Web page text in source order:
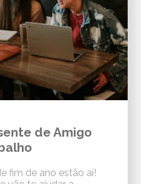
de Amigo
fim de ano estão aí!